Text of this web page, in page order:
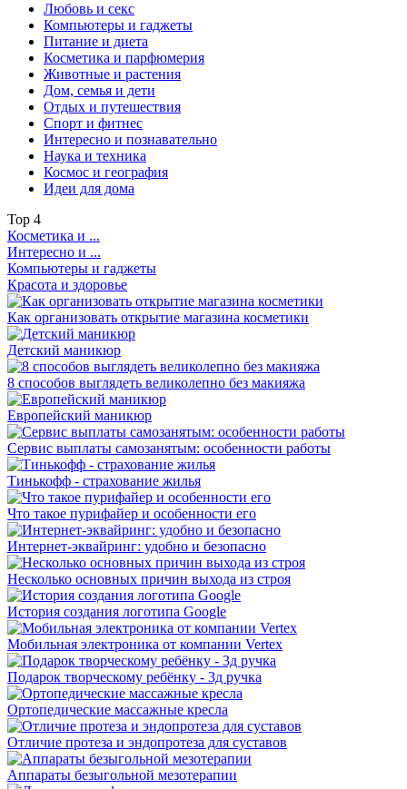
Любовь и секс
Компьютеры и гаджеты
Питание и диета
Косметика и парфюмерия
Животные и растения
Дом, семья и дети
Отдых и путешествия
Спорт и фитнес
Интересно и познавательно
Наука и техника
Космос и география
Идеи для дома
Top 4
Косметика и ...
Интересно и ...
Компьютеры и гаджеты
Красота и здоровье
Как организовать открытие магазина косметики
Детский маникюр
8 способов выглядеть великолепно без макияжа
Европейский маникюр
Сервис выплаты самозанятым: особенности работы
Тинькофф - страхование жилья
Что такое пурифайер и особенности его
Интернет-эквайринг: удобно и безопасно
Несколько основных причин выхода из строя
История создания логотипа Google
Мобильная электроника от компании Vertex
Подарок творческому ребёнку - 3д ручка
Ортопедические массажные кресла
Отличие протеза и эндопротеза для суставов
Аппараты безыгольной мезотерапии